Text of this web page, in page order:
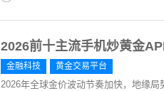
2026前十主流手机炒黄金
金融科技 黄金交易平台
2026年全球金价波动节奏加快，地缘